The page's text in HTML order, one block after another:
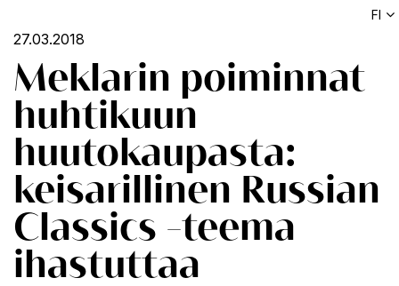
FI
27.03.2018
Meklarin poiminnat
huhtikuun
huutokaupasta:
keisarillinen Russian
Classics -teema
ihastuttaa